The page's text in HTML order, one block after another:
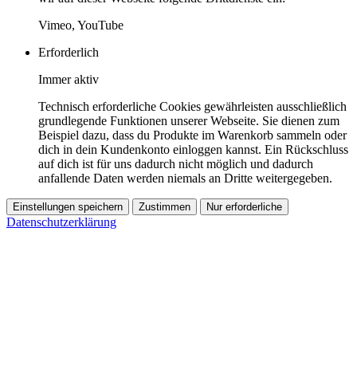
Vimeo, YouTube
Erforderlich
Immer aktiv
Technisch erforderliche Cookies gewährleisten ausschließlich
grundlegende Funktionen unserer Webseite. Sie dienen zum
Beispiel dazu, dass du Produkte im Warenkorb sammeln oder
dich in dein Kundenkonto einloggen kannst. Ein Rückschluss
auf dich ist für uns dadurch nicht möglich und dadurch
anfallende Daten werden niemals an Dritte weitergegeben.
Einstellungen speichern Zustimmen Nur erforderliche
Datenschutzerklärung